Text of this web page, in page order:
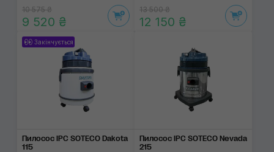
10 575 ₴
9 520 ₴
13 500 ₴
12 150 ₴
Закінчується
Пилосос IPC SOTECO Dakota
115
Пилосос IPC SOTECO Nevada
215